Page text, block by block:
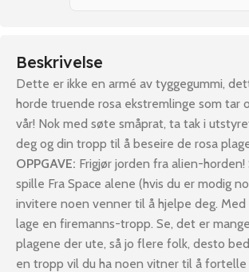
Beskrivelse
Dette er ikke en armé av tyggegummi,
horde truende rosa ekstremlinge som tar
vår! Nok med søte småprat, ta tak i
deg og din tropp til å beseire de rosa
OPPGAVE: Frigjør jorden fra alien-horden!
spille Fra Space alene (hvis du er modig
invitere noen venner til å hjelpe deg.
lage en firemanns-tropp. Se, det er
plagene der ute, så jo flere folk, desto
en tropp vil du ha noen vitner til å fortelle